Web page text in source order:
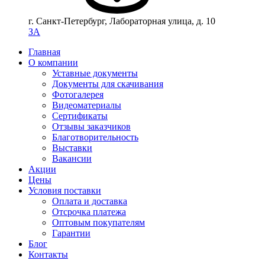
г. Санкт-Петербург, Лабораторная улица, д. 10
ЗА
Главная
О компании
Уставные документы
Документы для скачивания
Фотогалерея
Видеоматериалы
Сертификаты
Отзывы заказчиков
Благотворительность
Выставки
Вакансии
Акции
Цены
Условия поставки
Оплата и доставка
Отсрочка платежа
Оптовым покупателям
Гарантии
Блог
Контакты